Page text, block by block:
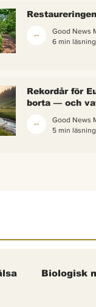
–
i
gick
Good News
6 min läsning
Rekordår för
borta — och
Good News
5 min läsning
Biologisk